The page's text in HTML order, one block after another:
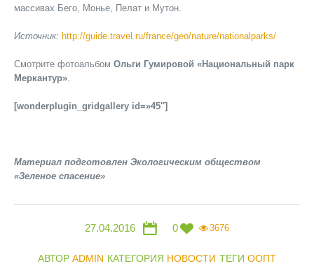
массивах Бего, Монье, Пелат и Мутон.
Источник: http://guide.travel.ru/france/geo/nature/nationalparks/
Смотрите фотоальбом Ольги Гумировой «Национальный парк
Меркантур».
[wonderplugin_gridgallery id=»45″]
Материал подготовлен Экологическим обществом
«Зеленое спасение»
27.04.2016 0 3676
АВТОР ADMIN КАТЕГОРИЯ НОВОСТИ ТЕГИ ООПТ